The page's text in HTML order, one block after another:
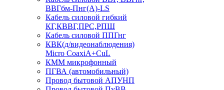
ВВГбм-Пнг(А)-LS
Кабель силовой гибкий
КГ,КВВГ,ПРС,РПШ
Кабель силовой ППГнг
КВК(д/видеонаблюдения)
Micro CoaxiA+CuL
КММ микрофонный
ПГВА (автомобильный)
Провод бытовой АПУНП